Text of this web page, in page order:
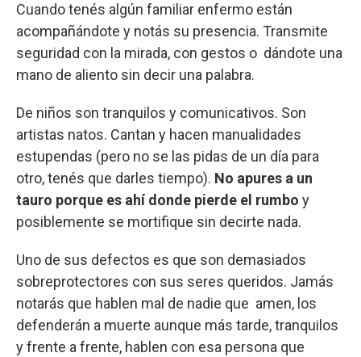
Cuando tenés algún familiar enfermo están
acompañándote y notás su presencia. Transmite
seguridad con la mirada, con gestos o dándote una
mano de aliento sin decir una palabra.
De niños son tranquilos y comunicativos. Son
artistas natos. Cantan y hacen manualidades
estupendas (pero no se las pidas de un día para
otro, tenés que darles tiempo). No apures a un
tauro porque es ahí donde pierde el rumbo y
posiblemente se mortifique sin decirte nada.
Uno de sus defectos es que son demasiados
sobreprotectores con sus seres queridos. Jamás
notarás que hablen mal de nadie que amen, los
defenderán a muerte aunque más tarde, tranquilos
y frente a frente, hablen con esa persona que